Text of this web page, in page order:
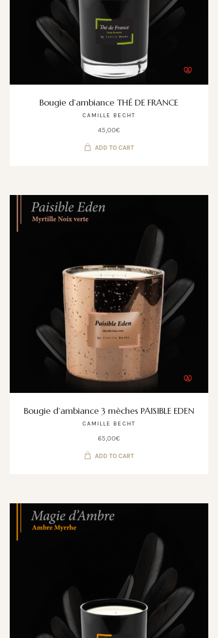
Bougie d’ambiance THÉ DE FRANCE
CAMILLE BECHT
45,00€
ADD TO CART
Bougie d’ambiance 3 mèches PAISIBLE EDEN
CAMILLE BECHT
65,00€
ADD TO CART